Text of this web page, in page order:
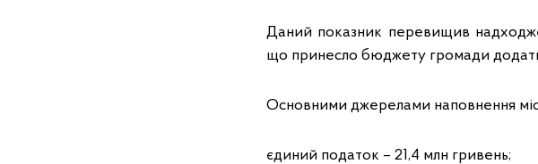
Даний показник перевищив
що принесло бюджету громади
Основними джерелами наповнення
єдиний податок – 21,4 млн гривень;